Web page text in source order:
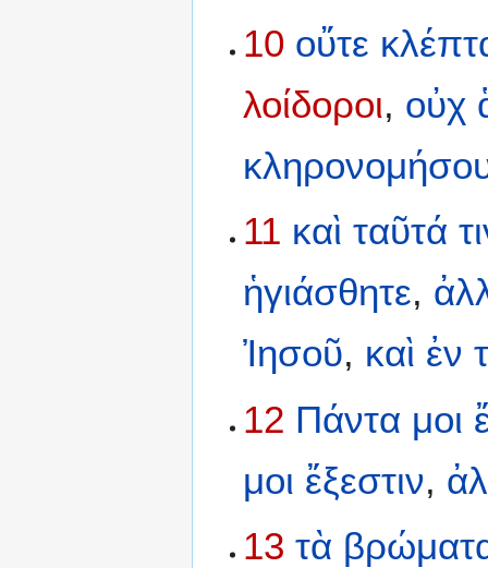
10 οὔτε
λοίδοροι, οὐχ
11 καὶ ταῦτά
ἡγιάσθητε,
Ἰησοῦ, καὶ ἐν
12 Πάντα μοι
μοι ἔξεστιν,
13 τὰ